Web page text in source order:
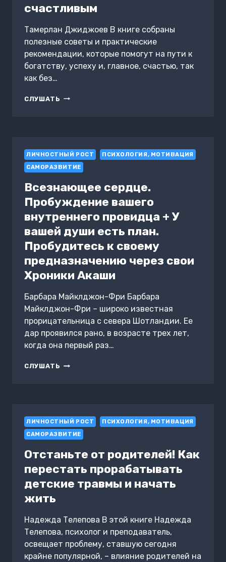
счастливым
Тамерлан Джиджоев В книге собраны
полезные советы и практические
рекомендации, которые помогут на пути к
богатству, успеху и, главное, счастью, так
как без…
СЛУШАТЬ АТОМНЫЕ
И
СЧАСТЛИВЫМ
ЛИЧНОСТНЫЙ РОСТ
ПСИХОЛОГИЯ, МОТИВАЦИЯ
САМОРАЗВИТИЕ
Всезнающее сердце.
Пробуждение вашего
внутреннего провидца + У
вашей души есть план.
Пробудитесь к своему
предназначению через свои
Хроники Акаши
Барбара Майклджон-Фри Барбара
Майклджон-Фри – широко известная
прорицательница с севера Шотландии. Ее
дар проявился рано, в возрасте трех лет,
когда она первый раз…
СЛУШАТЬ ВСЕЗНАЮЩЕЕ
+
У
ВАШЕЙ
ДУШИ
ЕСТЬ
ПЛАН.
ПРОБУДИТЕСЬ
К
ЧЕРЕЗ
ХРОНИКИ
АКАШИ
ЛИЧНОСТНЫЙ РОСТ
ПСИХОЛОГИЯ, МОТИВАЦИЯ
САМОРАЗВИТИЕ
Отстаньте от родителей! Как
перестать прорабатывать
детские травмы и начать
жить
Надежда Телепова В этой книге Надежда
Телепова, психолог и преподаватель,
освещает проблему, ставшую сегодня
крайне популярной, – влияние родителей на